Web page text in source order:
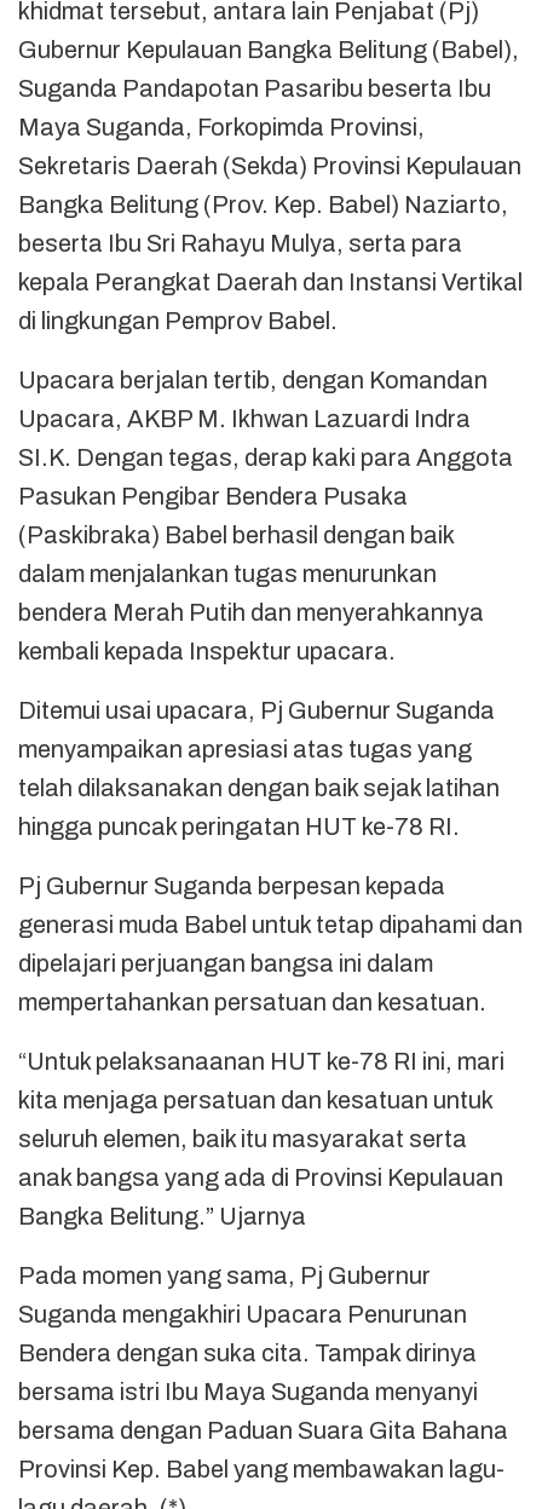
khidmat tersebut, antara lain Penjabat (Pj)
Gubernur Kepulauan Bangka Belitung (Babel),
Suganda Pandapotan Pasaribu beserta Ibu
Maya Suganda, Forkopimda Provinsi,
Sekretaris Daerah (Sekda) Provinsi Kepulauan
Bangka Belitung (Prov. Kep. Babel) Naziarto,
beserta Ibu Sri Rahayu Mulya, serta para
kepala Perangkat Daerah dan Instansi Vertikal
di lingkungan Pemprov Babel.
Upacara berjalan tertib, dengan Komandan
Upacara, AKBP M. Ikhwan Lazuardi Indra
SI.K. Dengan tegas, derap kaki para Anggota
Pasukan Pengibar Bendera Pusaka
(Paskibraka) Babel berhasil dengan baik
dalam menjalankan tugas menurunkan
bendera Merah Putih dan menyerahkannya
kembali kepada Inspektur upacara.
Ditemui usai upacara, Pj Gubernur Suganda
menyampaikan apresiasi atas tugas yang
telah dilaksanakan dengan baik sejak latihan
hingga puncak peringatan HUT ke-78 RI.
Pj Gubernur Suganda berpesan kepada
generasi muda Babel untuk tetap dipahami dan
dipelajari perjuangan bangsa ini dalam
mempertahankan persatuan dan kesatuan.
“Untuk pelaksanaanan HUT ke-78 RI ini, mari
kita menjaga persatuan dan kesatuan untuk
seluruh elemen, baik itu masyarakat serta
anak bangsa yang ada di Provinsi Kepulauan
Bangka Belitung.” Ujarnya
Pada momen yang sama, Pj Gubernur
Suganda mengakhiri Upacara Penurunan
Bendera dengan suka cita. Tampak dirinya
bersama istri Ibu Maya Suganda menyanyi
bersama dengan Paduan Suara Gita Bahana
Provinsi Kep. Babel yang membawakan lagu-